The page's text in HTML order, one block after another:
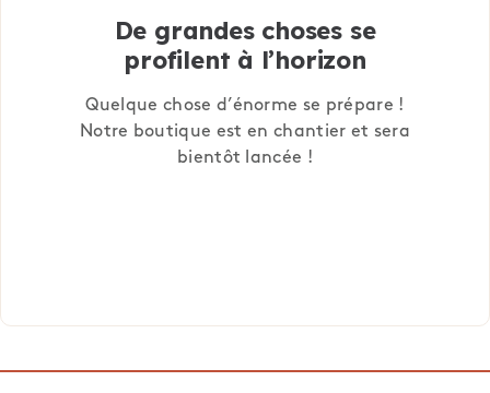
De grandes choses se
profilent à l’horizon
Quelque chose d’énorme se prépare !
Notre boutique est en chantier et sera
bientôt lancée !